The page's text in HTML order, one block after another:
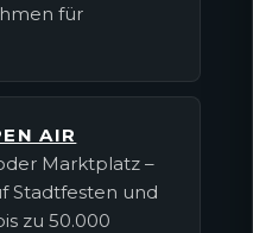
für
AIR
Marktplatz –
Stadtfesten und
zu 50.000